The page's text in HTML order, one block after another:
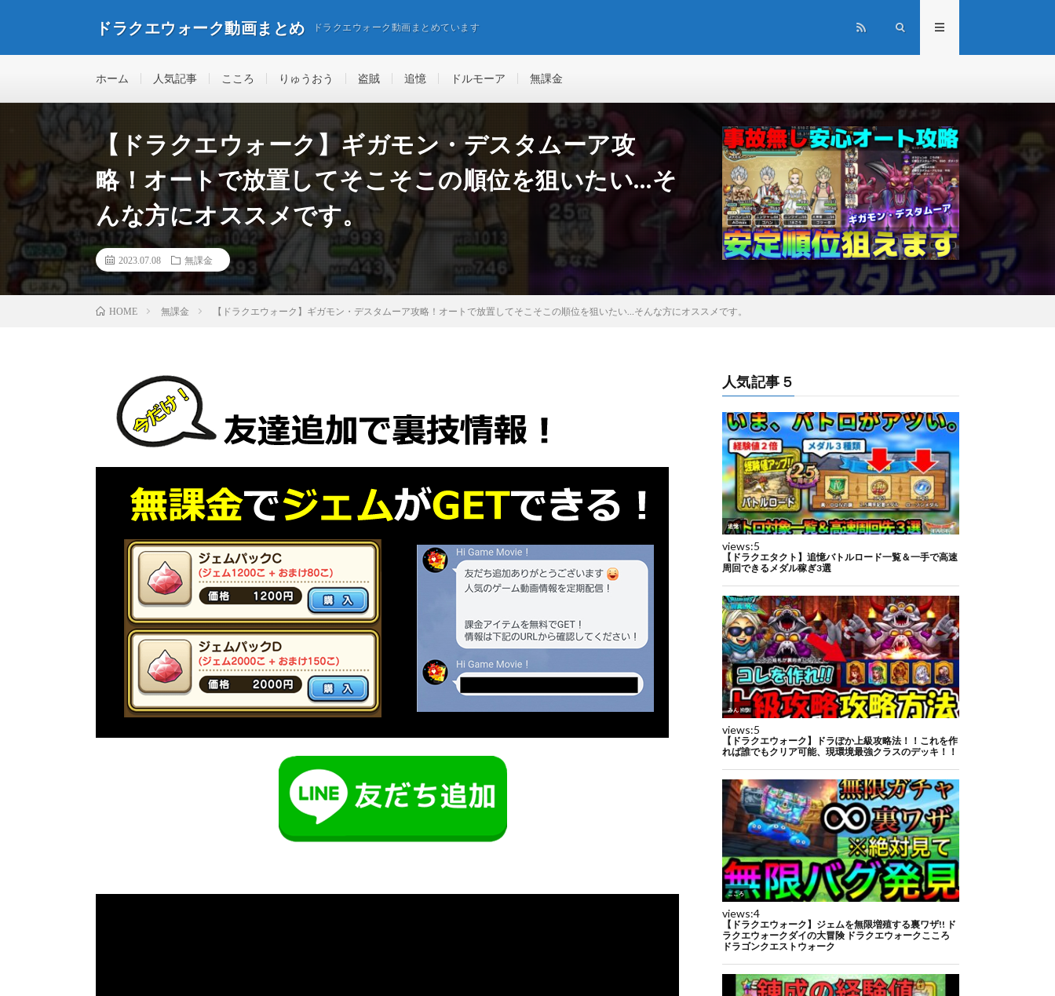
ドラクエウォーク動画まとめ ドラクエウォーク動画まとめています
ホーム 人気記事 こころ りゅうおう 盗賊 追憶 ドルモーア 無課金
【ドラクエウォーク】ギガモン・デスタムーア攻
略！オートで放置してそこそこの順位を狙いたい…そ
んな方にオススメです。
2023.07.08 無課金
HOME 無課金 【ドラクエウォーク】ギガモン・デスタムーア攻略！オートで放置してそこそこの順位を狙いたい…そんな方にオススメです。
人気記事５